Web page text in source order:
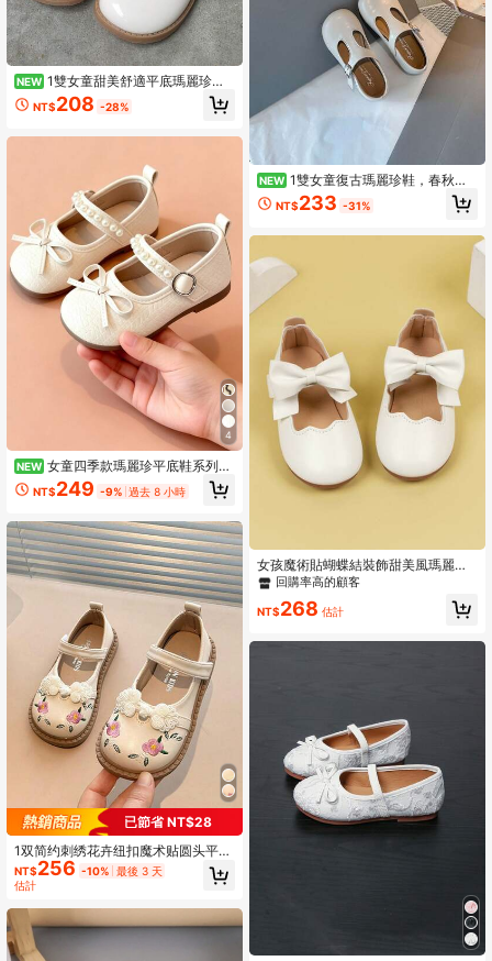
NEW 1雙女童甜美舒適平底瑪麗珍
鞋，百搭輕量軟底
NT$208 -28%
4
NEW 女童四季款瑪麗珍平底鞋系列，
黑色/米色/花卉/蕾絲等多款可選，魔
鬼氈開合，方頭或圓頭可選，甜美學
滑，適合日常穿著、上學、生日、花
童等多種場合
NT$249 -9% 過去 8 小時
已節省 NT$28
1双简约刺绣花卉纽扣魔术贴圆头平底
鞋，女童款，休闲舒适，适合春秋季
穿着
NT$256 -10% 最後 3 天
估計
NEW 1雙女童復古瑪麗珍鞋，春秋款
軟底防滑嬰兒公主T字帶鞋，休閒正裝
日常鞋
NT$233 -31%
女孩魔術貼蝴蝶結裝飾甜美風瑪麗珍
平底鞋適用於戶外
回購率高的顧客
NT$268 估計